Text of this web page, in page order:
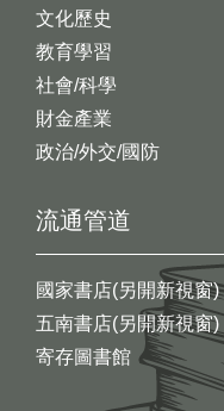
文化歷史
教育學習
社會/科學
財金產業
政治/外交/國防
流通管道
國家書店(另開新視窗)
五南書店(另開新視窗)
寄存圖書館